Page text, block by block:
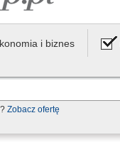
i biznes
Zobacz ofertę